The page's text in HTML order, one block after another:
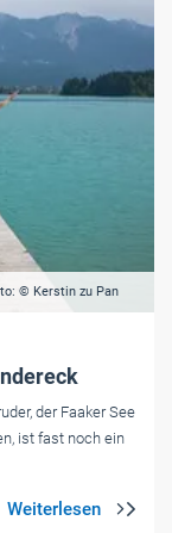
© Kerstin zu Pan
der Faaker See
ist fast noch ein